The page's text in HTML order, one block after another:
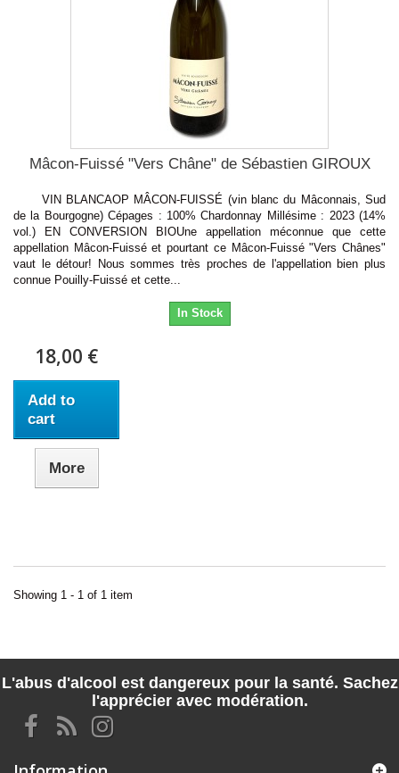
Mâcon-Fuissé "Vers Châne" de Sébastien GIROUX
VIN BLANCAOP MÂCON-FUISSÉ (vin blanc du Mâconnais, Sud
de la Bourgogne) Cépages : 100% Chardonnay Millésime : 2023 (14%
vol.) EN CONVERSION BIOUne appellation méconnue que cette
appellation Mâcon-Fuissé et pourtant ce Mâcon-Fuissé "Vers Chânes"
vaut le détour! Nous sommes très proches de l'appellation bien plus
connue Pouilly-Fuissé et cette...
In Stock
18,00 €
Add to
cart
More
Showing 1 - 1 of 1 item
L'abus d'alcool est dangereux pour la santé. Sachez
l'apprécier avec modération.